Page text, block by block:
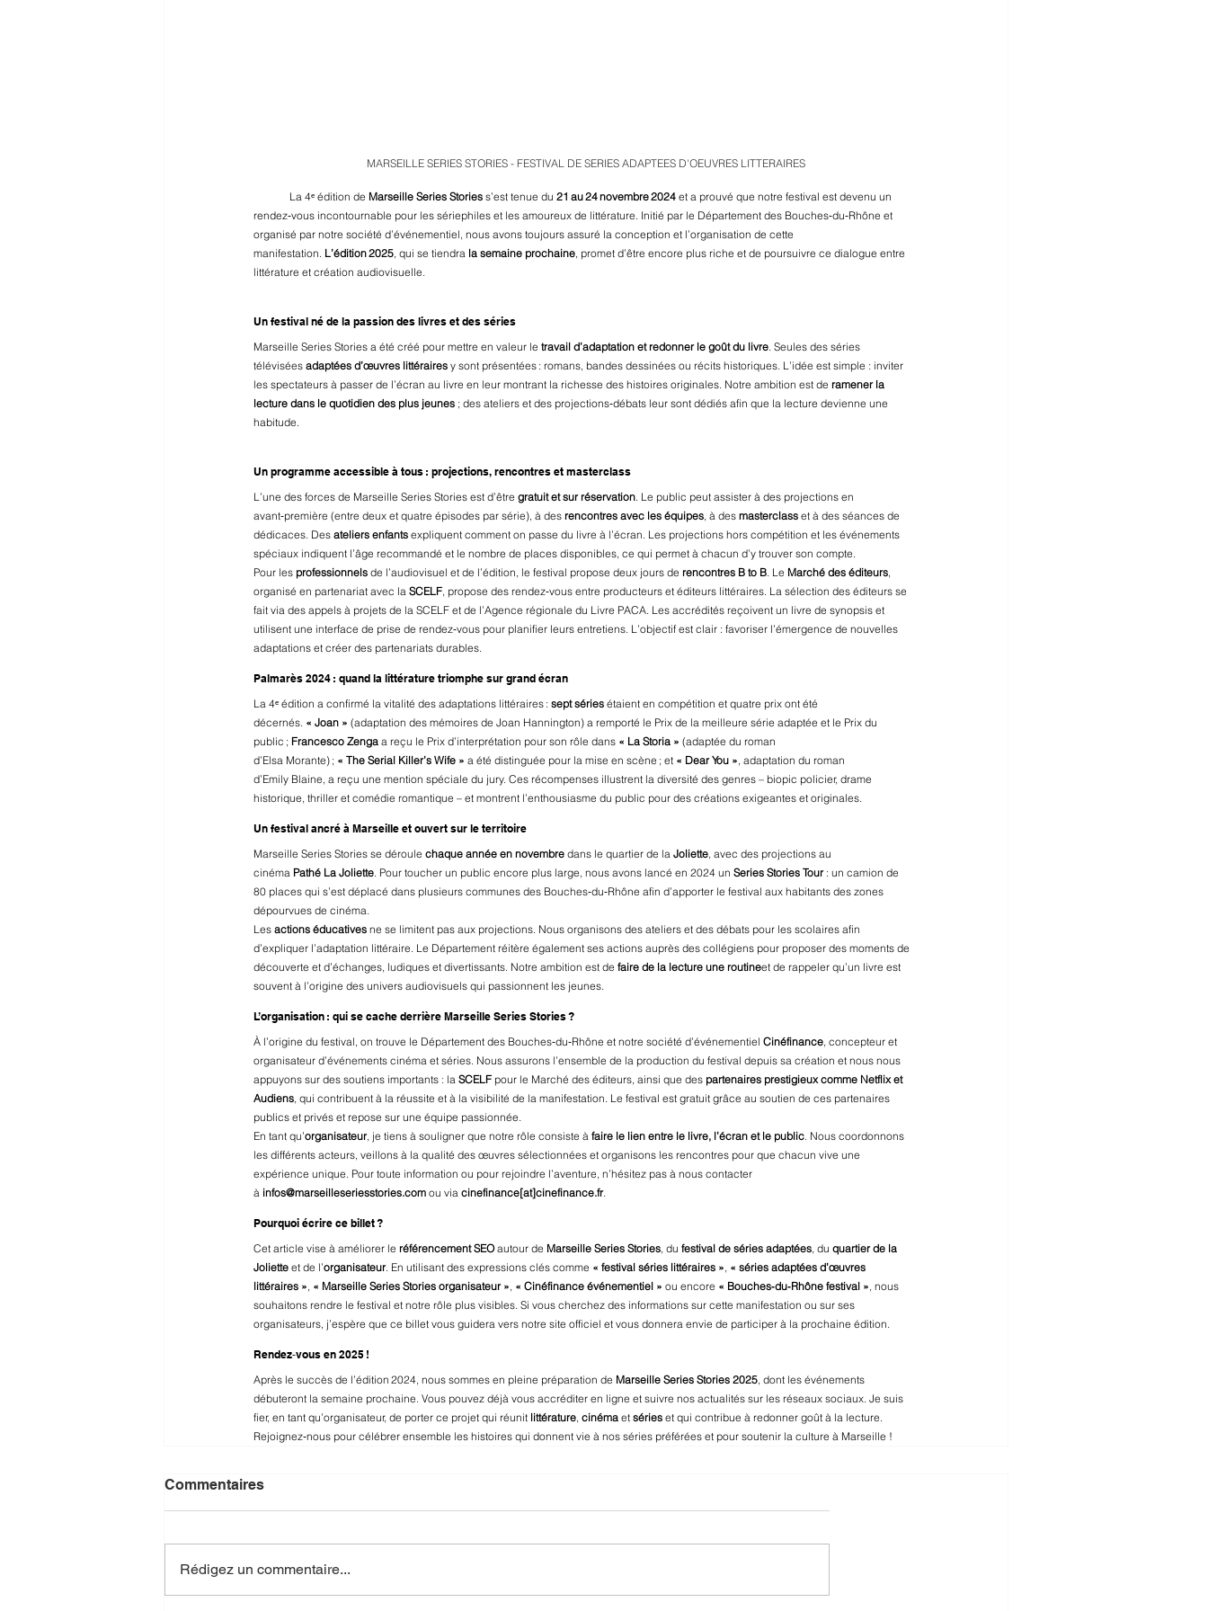
MARSEILLE SERIES STORIES - FESTIVAL DE SERIES ADAPTEES D'OEUVRES LITTERAIRES
La 4ᵉ édition de Marseille Series Stories s’est tenue du 21 au 24 novembre 2024 et a prouvé que notre festival est devenu un
rendez‑vous incontournable pour les sériephiles et les amoureux de littérature. Initié par le Département des Bouches‑du‑Rhône et
organisé par notre société d’événementiel, nous avons toujours assuré la conception et l’organisation de cette
manifestation. L’édition 2025, qui se tiendra la semaine prochaine, promet d’être encore plus riche et de poursuivre ce dialogue entre
littérature et création audiovisuelle.
Un festival né de la passion des livres et des séries
Marseille Series Stories a été créé pour mettre en valeur le travail d’adaptation et redonner le goût du livre. Seules des séries
télévisées adaptées d’œuvres littéraires y sont présentées : romans, bandes dessinées ou récits historiques. L’idée est simple : inviter
les spectateurs à passer de l’écran au livre en leur montrant la richesse des histoires originales. Notre ambition est de ramener la
lecture dans le quotidien des plus jeunes ; des ateliers et des projections‑débats leur sont dédiés afin que la lecture devienne une
habitude.
Un programme accessible à tous : projections, rencontres et masterclass
L’une des forces de Marseille Series Stories est d’être gratuit et sur réservation. Le public peut assister à des projections en
avant‑première (entre deux et quatre épisodes par série), à des rencontres avec les équipes, à des masterclass et à des séances de
dédicaces. Des ateliers enfants expliquent comment on passe du livre à l’écran. Les projections hors compétition et les événements
spéciaux indiquent l’âge recommandé et le nombre de places disponibles, ce qui permet à chacun d’y trouver son compte.
Pour les professionnels de l’audiovisuel et de l’édition, le festival propose deux jours de rencontres B to B. Le Marché des éditeurs,
organisé en partenariat avec la SCELF, propose des rendez‑vous entre producteurs et éditeurs littéraires. La sélection des éditeurs se
fait via des appels à projets de la SCELF et de l’Agence régionale du Livre PACA. Les accrédités reçoivent un livre de synopsis et
utilisent une interface de prise de rendez‑vous pour planifier leurs entretiens. L’objectif est clair : favoriser l’émergence de nouvelles
adaptations et créer des partenariats durables.
Palmarès 2024 : quand la littérature triomphe sur grand écran
La 4ᵉ édition a confirmé la vitalité des adaptations littéraires : sept séries étaient en compétition et quatre prix ont été
décernés. « Joan » (adaptation des mémoires de Joan Hannington) a remporté le Prix de la meilleure série adaptée et le Prix du
public ; Francesco Zenga a reçu le Prix d’interprétation pour son rôle dans « La Storia » (adaptée du roman
d’Elsa Morante) ; « The Serial Killer’s Wife » a été distinguée pour la mise en scène ; et « Dear You », adaptation du roman
d’Emily Blaine, a reçu une mention spéciale du jury. Ces récompenses illustrent la diversité des genres – biopic policier, drame
historique, thriller et comédie romantique – et montrent l’enthousiasme du public pour des créations exigeantes et originales.
Un festival ancré à Marseille et ouvert sur le territoire
Marseille Series Stories se déroule chaque année en novembre dans le quartier de la Joliette, avec des projections au
cinéma Pathé La Joliette. Pour toucher un public encore plus large, nous avons lancé en 2024 un Series Stories Tour : un camion de
80 places qui s’est déplacé dans plusieurs communes des Bouches‑du‑Rhône afin d’apporter le festival aux habitants des zones
dépourvues de cinéma.
Les actions éducatives ne se limitent pas aux projections. Nous organisons des ateliers et des débats pour les scolaires afin
d’expliquer l’adaptation littéraire. Le Département réitère également ses actions auprès des collégiens pour proposer des moments de
découverte et d’échanges, ludiques et divertissants. Notre ambition est de faire de la lecture une routineet de rappeler qu’un livre est
souvent à l’origine des univers audiovisuels qui passionnent les jeunes.
L’organisation : qui se cache derrière Marseille Series Stories ?
À l’origine du festival, on trouve le Département des Bouches‑du‑Rhône et notre société d’événementiel Cinéfinance, concepteur et
organisateur d’événements cinéma et séries. Nous assurons l’ensemble de la production du festival depuis sa création et nous nous
appuyons sur des soutiens importants : la SCELF pour le Marché des éditeurs, ainsi que des partenaires prestigieux comme Netflix et
Audiens, qui contribuent à la réussite et à la visibilité de la manifestation. Le festival est gratuit grâce au soutien de ces partenaires
publics et privés et repose sur une équipe passionnée.
En tant qu’organisateur, je tiens à souligner que notre rôle consiste à faire le lien entre le livre, l’écran et le public. Nous coordonnons
les différents acteurs, veillons à la qualité des œuvres sélectionnées et organisons les rencontres pour que chacun vive une
expérience unique. Pour toute information ou pour rejoindre l’aventure, n’hésitez pas à nous contacter
à infos@marseilleseriesstories.com ou via cinefinance[at]cinefinance.fr.
Pourquoi écrire ce billet ?
Cet article vise à améliorer le référencement SEO autour de Marseille Series Stories, du festival de séries adaptées, du quartier de la
Joliette et de l’organisateur. En utilisant des expressions clés comme « festival séries littéraires », « séries adaptées d’œuvres
littéraires », « Marseille Series Stories organisateur », « Cinéfinance événementiel » ou encore « Bouches‑du‑Rhône festival », nous
souhaitons rendre le festival et notre rôle plus visibles. Si vous cherchez des informations sur cette manifestation ou sur ses
organisateurs, j’espère que ce billet vous guidera vers notre site officiel et vous donnera envie de participer à la prochaine édition.
Rendez‑vous en 2025 !
Après le succès de l’édition 2024, nous sommes en pleine préparation de Marseille Series Stories 2025, dont les événements
débuteront la semaine prochaine. Vous pouvez déjà vous accréditer en ligne et suivre nos actualités sur les réseaux sociaux. Je suis
fier, en tant qu’organisateur, de porter ce projet qui réunit littérature, cinéma et séries et qui contribue à redonner goût à la lecture.
Rejoignez‑nous pour célébrer ensemble les histoires qui donnent vie à nos séries préférées et pour soutenir la culture à Marseille !
Commentaires
Rédigez un commentaire...